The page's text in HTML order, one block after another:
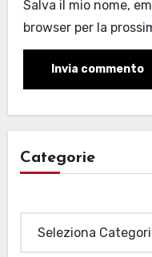
Salva il mio nome,
browser per la
Categorie